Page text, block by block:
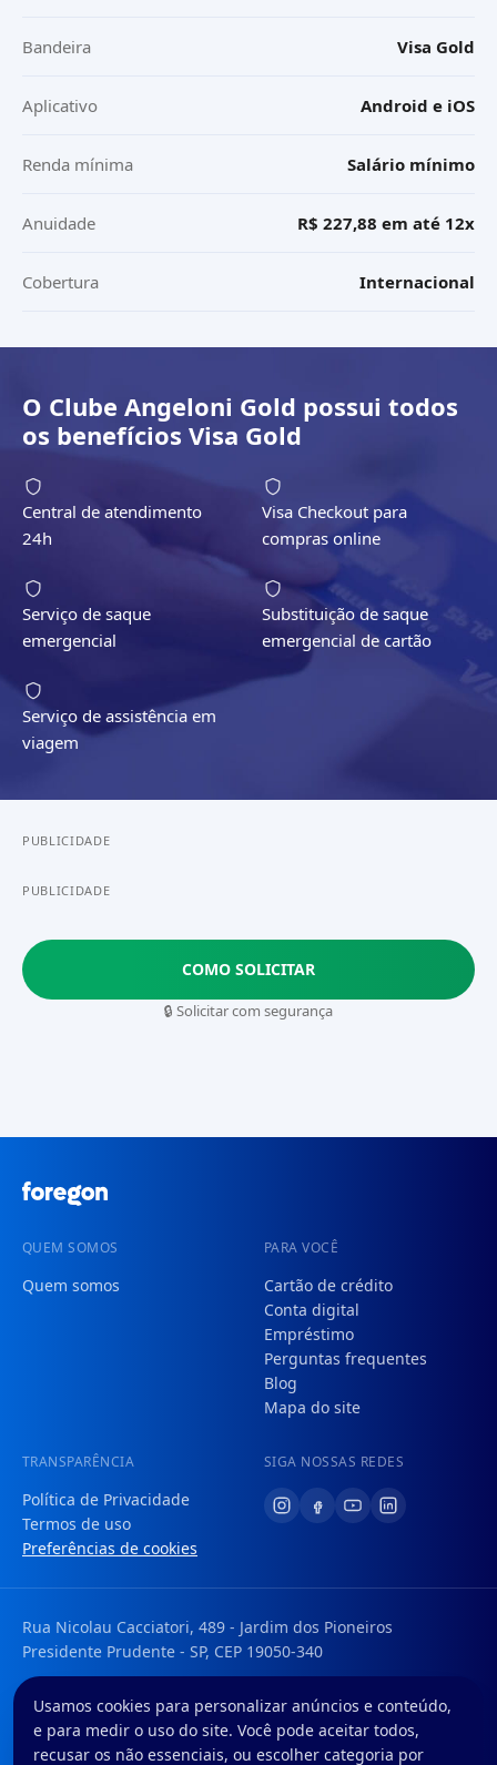
Bandeira Visa Gold
Aplicativo Android e iOS
Renda mínima Salário mínimo
Anuidade R$ 227,88 em até 12x
Cobertura Internacional
O Clube Angeloni Gold possui todos
os benefícios Visa Gold
Central de atendimento
24h
Visa Checkout para
compras online
Serviço de saque
emergencial
Substituição de saque
emergencial de cartão
Serviço de assistência em
viagem
PUBLICIDADE
PUBLICIDADE
COMO SOLICITAR
🔒 Solicitar com segurança
QUEM SOMOS
Quem somos
PARA VOCÊ
Cartão de crédito
Conta digital
Empréstimo
Perguntas frequentes
Blog
Mapa do site
TRANSPARÊNCIA
Política de Privacidade
Termos de uso
Preferências de cookies
SIGA NOSSAS REDES
Rua Nicolau Cacciatori, 489 - Jardim dos Pioneiros
Presidente Prudente - SP, CEP 19050-340
Tem uma dúvida ou sugestão? Envie um e-mail para:
faleconosco@foregon.com
© Foregon. Todos os direitos reservados.
Usamos cookies para personalizar anúncios e conteúdo,
e para medir o uso do site. Você pode aceitar todos,
recusar os não essenciais, ou escolher categoria por